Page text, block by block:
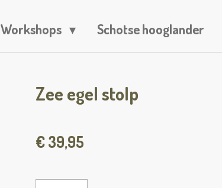
Workshops Schotse hooglander
Zee egel stolp
€ 39,95